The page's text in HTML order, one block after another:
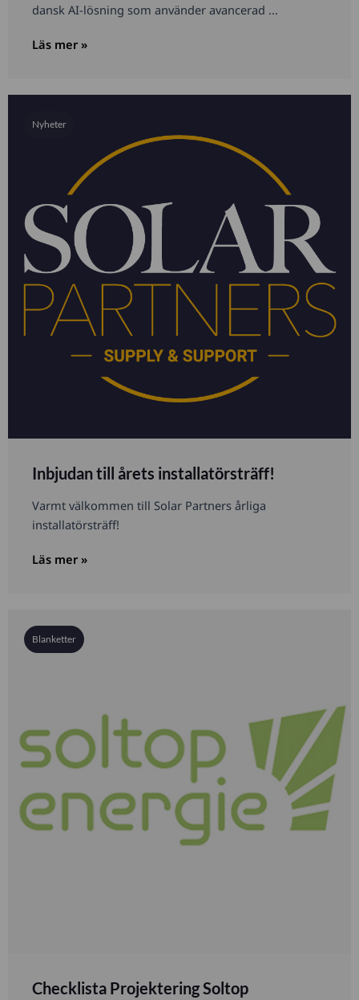
dansk AI-lösning som använder avancerad ...
Läs mer »
Nyheter
Inbjudan till årets installatörsträff!
Varmt välkommen till Solar Partners årliga
installatörsträff!
Läs mer »
Blanketter
Checklista Projektering Soltop